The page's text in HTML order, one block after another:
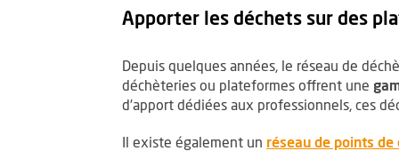
Apporter les déchets sur des
Depuis quelques années, le réseau de
déchèteries ou plateformes offrent une
d’apport dédiées aux professionnels, ces
Il existe également un réseau de points